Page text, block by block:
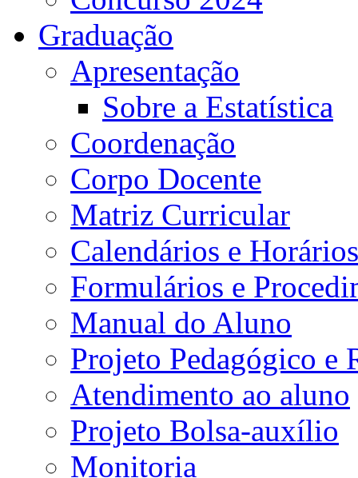
Graduação
Apresentação
Sobre a Estatística
Coordenação
Corpo Docente
Matriz Curricular
Calendários e Horários
Formulários e
Manual do Aluno
Projeto Pedagógico e
Atendimento ao aluno
Projeto Bolsa-auxílio
Monitoria